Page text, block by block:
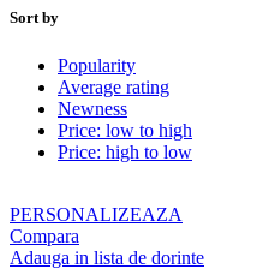
Sort by
Popularity
Average rating
Newness
Price: low to high
Price: high to low
PERSONALIZEAZA
Compara
Adauga in lista de dorinte